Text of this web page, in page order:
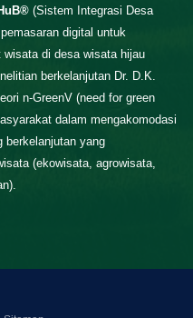
(Sistem Integrasi Desa
digital untuk
di desa wisata hijau
berkelanjutan Dr. D.K.
n-GreenV (need for green
dalam mengakomodasi
berkelanjutan yang
(ekowisata, agrowisata,